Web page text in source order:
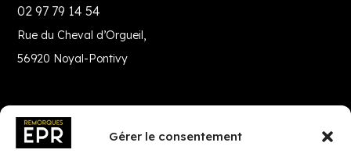
Gérer le consentement
02 97 79 14 54
Rue du Cheval d’Orgueil,
56920 Noyal-Pontivy